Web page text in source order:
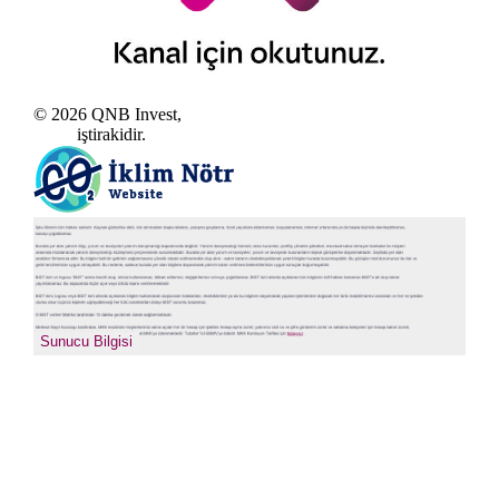
© 2026 QNB Invest,
iştirakidir.
Sunucu Bilgisi
sıkcasorulan